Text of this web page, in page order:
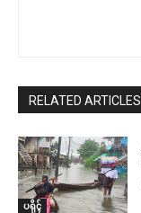
RELATED ARTICLES
ပရိုၚ်